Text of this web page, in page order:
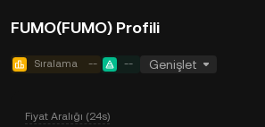
FUMO(FUMO) Profili
Sıralama -- -- Genişlet
Fiyat Aralığı (24s)